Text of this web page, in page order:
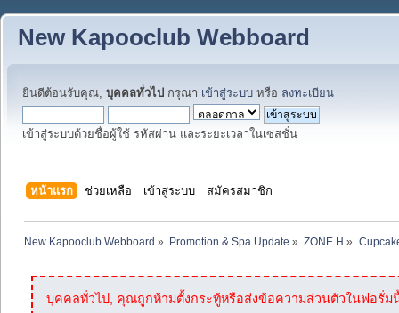
New Kapooclub Webboard
ยินดีต้อนรับคุณ, บุคคลทั่วไป กรุณา เข้าสู่ระบบ หรือ ลงทะเบียน
เข้าสู่ระบบด้วยชื่อผู้ใช้ รหัสผ่าน และระยะเวลาในเซสชั่น
หน้าแรก ช่วยเหลือ เข้าสู่ระบบ สมัครสมาชิก
New Kapooclub Webboard » Promotion & Spa Update » ZONE H »
บุคคลทั่วไป, คุณถูกห้ามตั้งกระทู้หรือส่งข้อความส่วนตัวในฟอรั่ม